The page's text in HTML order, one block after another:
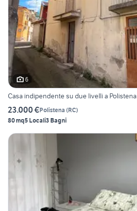
6
Casa indipendente su due livelli a Polistena
23.000 €Polistena (RC)
80 mq5 Locali3 Bagni